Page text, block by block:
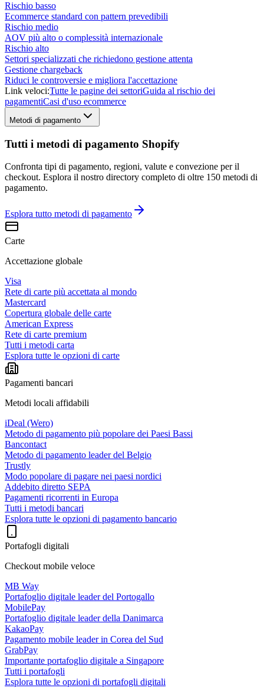
Rischio basso
Ecommerce standard con pattern prevedibili
Rischio medio
AOV più alto o complessità internazionale
Rischio alto
Settori specializzati che richiedono gestione attenta
Gestione chargeback
Riduci le controversie e migliora l'accettazione
Link veloci:Tutte le pagine dei settoriGuida al rischio dei
pagamentiCasi d'uso ecommerce
Metodi di pagamento
Tutti i metodi di pagamento Shopify
Confronta tipi di pagamento, regioni, valute e convezione per il
checkout. Esplora il nostro directory completo di oltre 150 metodi di
pagamento.
Esplora tutto metodi di pagamento
Carte
Accettazione globale
Visa
Rete di carte più accettata al mondo
Mastercard
Copertura globale delle carte
American Express
Rete di carte premium
Tutti i metodi carta
Esplora tutte le opzioni di carte
Pagamenti bancari
Metodi locali affidabili
iDeal (Wero)
Metodo di pagamento più popolare dei Paesi Bassi
Bancontact
Metodo di pagamento leader del Belgio
Trustly
Modo popolare di pagare nei paesi nordici
Addebito diretto SEPA
Pagamenti ricorrenti in Europa
Tutti i metodi bancari
Esplora tutte le opzioni di pagamento bancario
Portafogli digitali
Checkout mobile veloce
MB Way
Portafoglio digitale leader del Portogallo
MobilePay
Portafoglio digitale leader della Danimarca
KakaoPay
Pagamento mobile leader in Corea del Sud
GrabPay
Importante portafoglio digitale a Singapore
Tutti i portafogli
Esplora tutte le opzioni di portafogli digitali